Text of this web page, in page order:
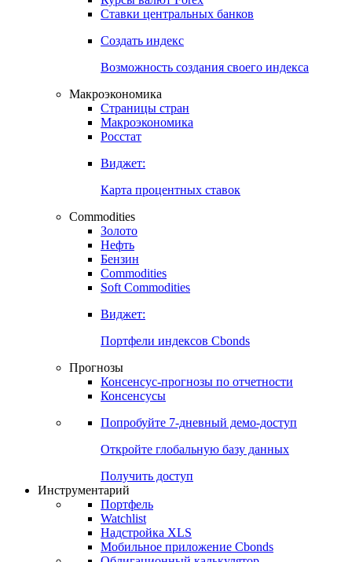
Ставки центральных банков
Создать индекс
Возможность создания своего индекса
Макроэкономика
Страницы стран
Макроэкономика
Росстат
Виджет:
Карта процентных ставок
Commodities
Золото
Нефть
Бензин
Commodities
Soft Commodities
Виджет:
Портфели индексов Cbonds
Прогнозы
Консенсус-прогнозы по отчетности
Консенсусы
Попробуйте 7-дневный демо-доступ
Откройте глобальную базу данных
Получить доступ
Инструментарий
Портфель
Watchlist
Надстройка XLS
Мобильное приложение Cbonds